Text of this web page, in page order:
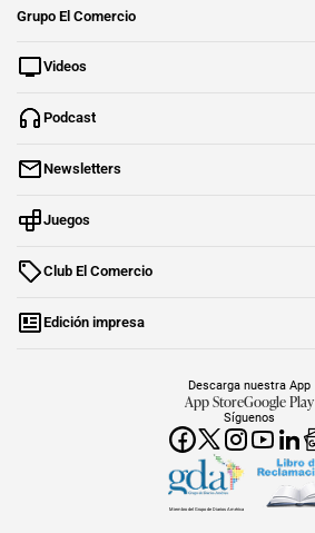
Grupo El Comercio
Videos
Podcast
Newsletters
Juegos
Club El Comercio
Edición impresa
Síguenos
Descarga nuestra App
App StoreGoogle Play
Miembro del Grupo de Diarios América